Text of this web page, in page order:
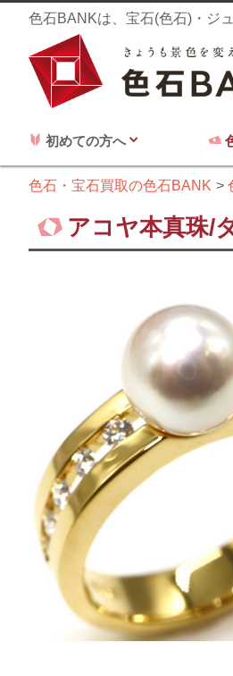
色石BANKは、宝石(色石)・ジ
初めての方へ
色石・宝石買取の色石BANK
アコヤ本真珠/